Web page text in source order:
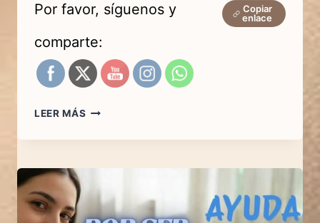
Por favor, síguenos y
comparte:
Copiar
enlace
LEER MÁS EL
DEL
LA
CONSTITUCIÓN